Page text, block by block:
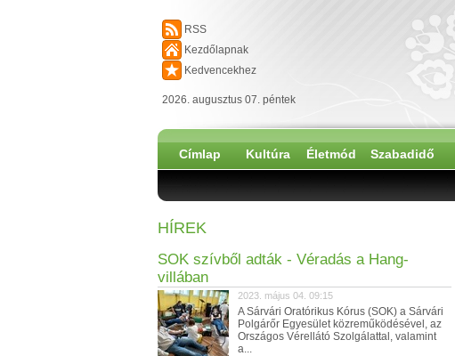
RSS
Kezdőlapnak
Kedvencekhez
2026. augusztus 07. péntek
Címlap Kultúra Életmód Szabadidő
HÍREK
SOK szívből adták - Véradás a Hang-
villában
2023. május 04. 09:15
A Sárvári Oratórikus Kórus (SOK) a Sárvári
Polgárőr Egyesület közreműködésével, az
Országos Vérellátó Szolgálattal, valamint
a...